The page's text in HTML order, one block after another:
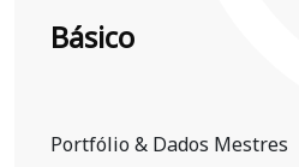
Básico
Portfólio & Dados Mestres